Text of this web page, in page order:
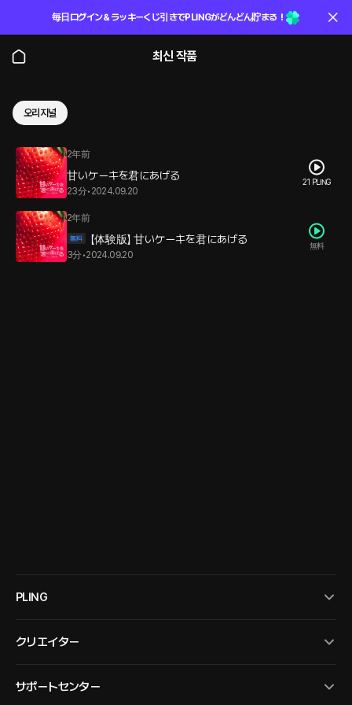
毎日ログイン＆ラッキーくじ引きでPLINGがどんどん貯まる！
최신 작품
오리지널
2年前
甘いケーキを君にあげる
23分• 2024.09.20
21 PLING
2年前
【体験版】 甘いケーキを君にあげる
3分•2024.09.20
無料
PLING
クリエイター
サポートセンター